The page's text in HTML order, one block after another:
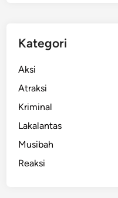
Kategori
Aksi
Atraksi
Kriminal
Lakalantas
Musibah
Reaksi